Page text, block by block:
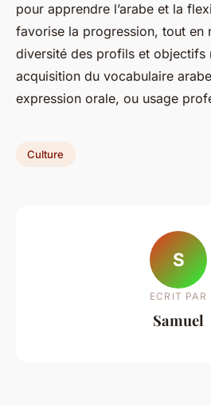
pour apprendre l’arabe et la
favorise la progression, tout en
diversité des profils et objectifs
acquisition du vocabulaire
expression orale, ou usage
Culture
S
ECRIT PAR
Samuel